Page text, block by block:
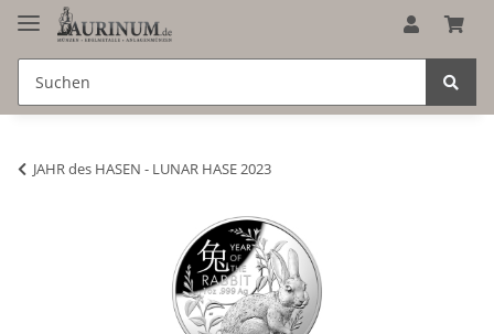
JAHR des HASEN - LUNAR HASE 2023